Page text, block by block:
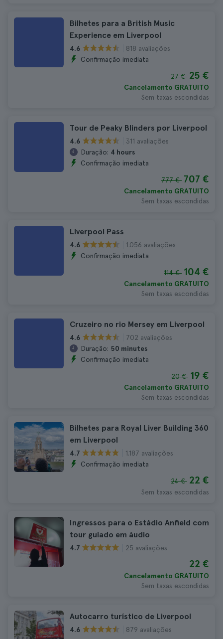
Bilhetes para a British Music
Experience em Liverpool
4.6
818 avaliações
Confirmação imediata
27 € 25 €
Cancelamento GRATUITO
Sem taxas escondidas
Tour de Peaky Blinders por Liverpool
4.6
311 avaliações
Duração: 4 hours
Confirmação imediata
777 € 707 €
Cancelamento GRATUITO
Sem taxas escondidas
Liverpool Pass
4.6
1.056 avaliações
Confirmação imediata
114 € 104 €
Cancelamento GRATUITO
Sem taxas escondidas
Cruzeiro no rio Mersey em Liverpool
4.6
702 avaliações
Duração: 50 minutes
Confirmação imediata
20 € 19 €
Cancelamento GRATUITO
Sem taxas escondidas
Bilhetes para Royal Liver Building 360
em Liverpool
4.7
1.187 avaliações
Confirmação imediata
24 € 22 €
Sem taxas escondidas
Ingressos para o Estádio Anfield com
tour guiado em áudio
4.7 25 avaliações
22 €
Cancelamento GRATUITO
Sem taxas escondidas
Autocarro turístico de Liverpool
4.6 879 avaliações